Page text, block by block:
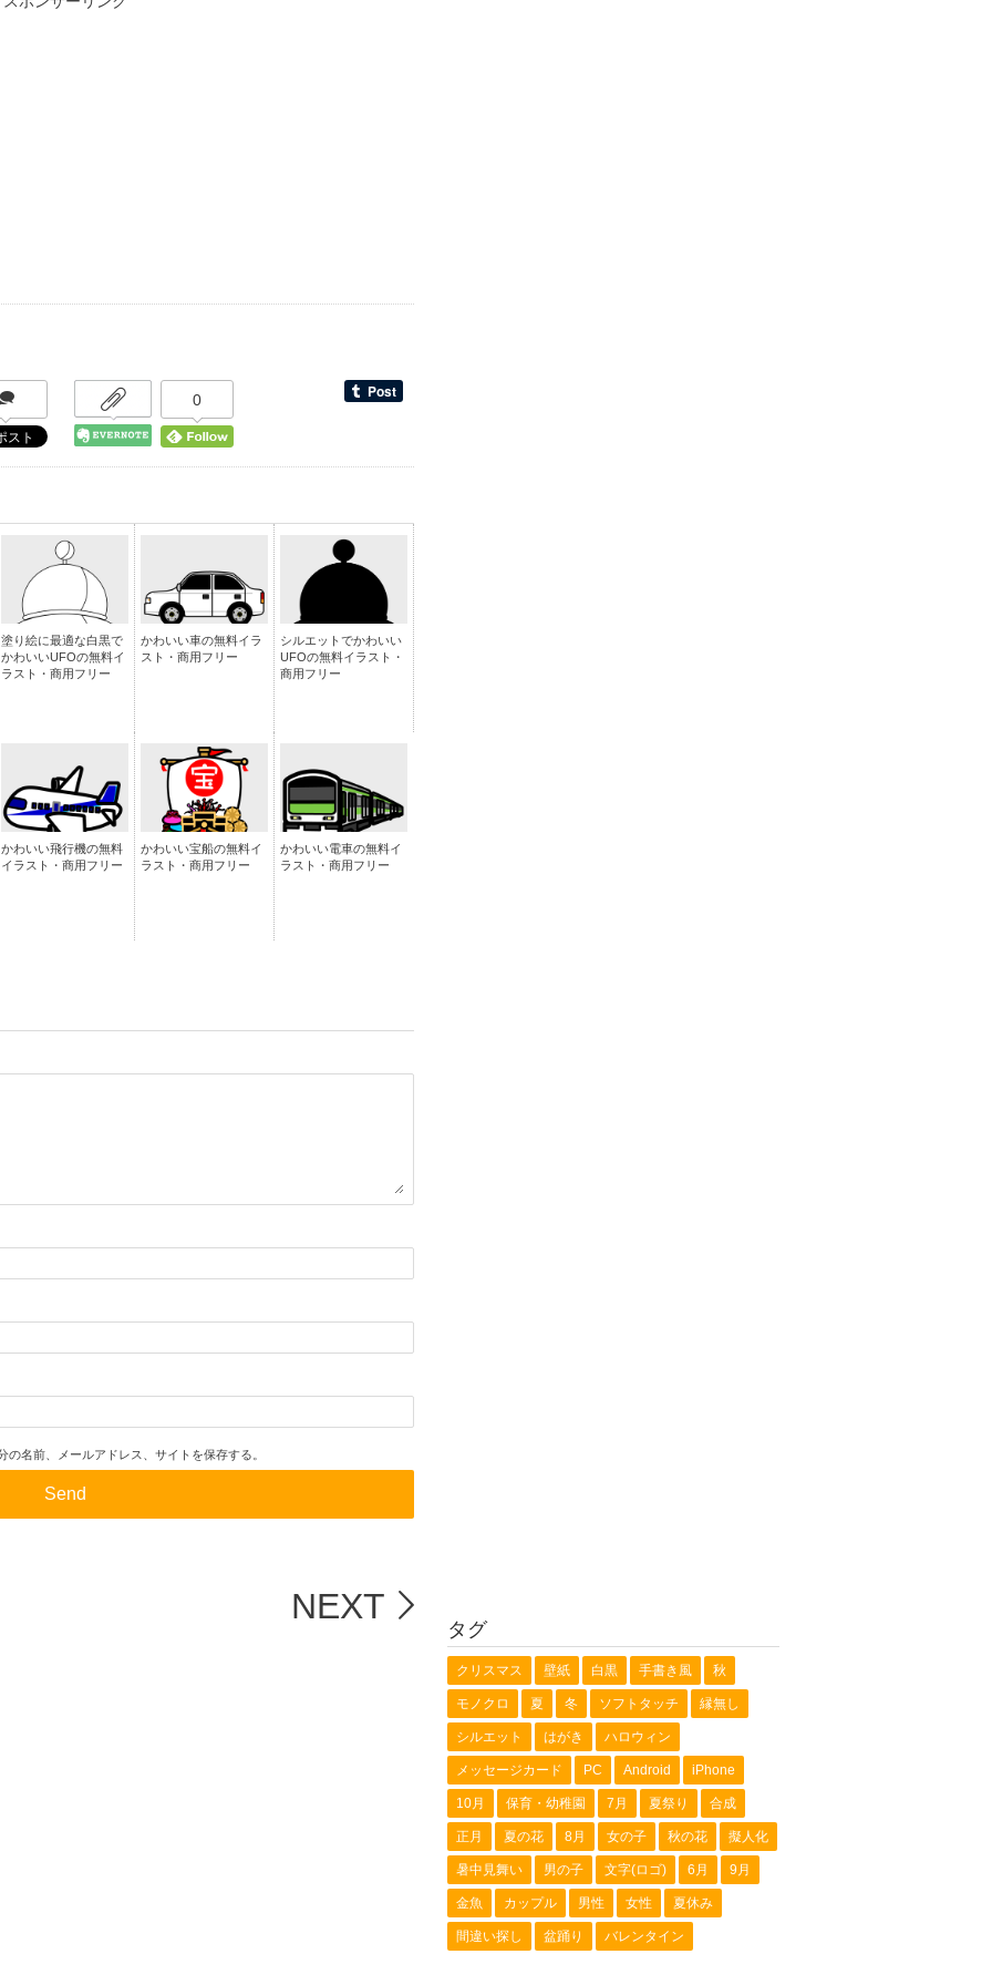
0
塗り絵に最適な白黒で
かわいいUFOの無料イ
ラスト・商用フリー
かわいい車の無料イラ
スト・商用フリー
シルエットでかわいい
UFOの無料イラスト・
商用フリー
かわいい飛行機の無料
イラスト・商用フリー
かわいい宝船の無料イ
ラスト・商用フリー
かわいい電車の無料イ
ラスト・商用フリー
名前、メールアドレス、サイトを保存する。
NEXT
タグ
クリスマス 壁紙 白黒 手書き風 秋
モノクロ 夏 冬 ソフトタッチ 縁無し
シルエット はがき ハロウィン
メッセージカード PC Android iPhone
10月 保育・幼稚園 7月 夏祭り 合成
正月 夏の花 8月 女の子 秋の花 擬人化
暑中見舞い 男の子 文字(ロゴ) 6月 9月
金魚 カップル 男性 女性 夏休み
間違い探し 盆踊り バレンタイン